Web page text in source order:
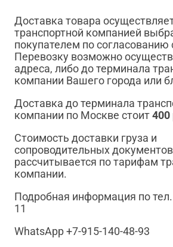
Доставка товара
транспортной компанией
покупателем по
Перевозку возможно
адреса, либо до терминала
компании Вашего города или
Доставка до терминала
компании по Москве стоит400
Стоимость доставки груза и
сопроводительных документов
рассчитывается по тарифам
компании.
Подробная информация по
11
WhatsApp +7-915-140-48-93